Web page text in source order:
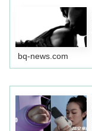
bq-news.com